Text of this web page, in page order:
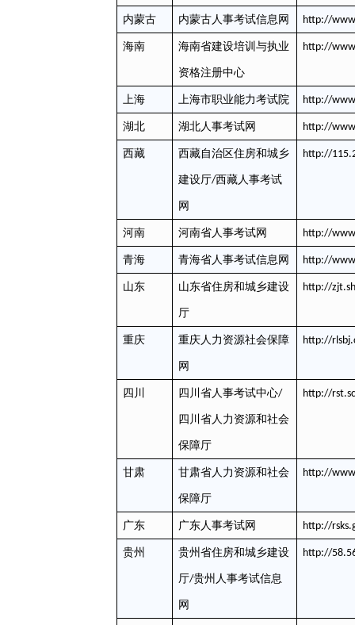
内蒙古 内蒙古人事考试信息网 http://
海南 海南省建设培训与执业
资格注册中心
http://
上海 上海市职业能力考试院 http://
湖北 湖北人事考试网 http://
西藏 西藏自治区住房和城乡
建设厅/西藏人事考试
网
http://
河南 河南省人事考试网 http://
青海 青海省人事考试信息网 http://
山东 山东省住房和城乡建设
厅
http://
重庆 重庆人力资源社会保障
网
http://
四川 四川省人事考试中心/
四川省人力资源和社会
保障厅
http://
甘肃 甘肃省人力资源和社会
保障厅
http://
广东 广东人事考试网 http://
贵州 贵州省住房和城乡建设
厅/贵州人事考试信息
网
http://